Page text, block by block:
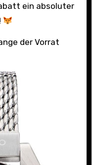
ein absoluter
!
der Vorrat